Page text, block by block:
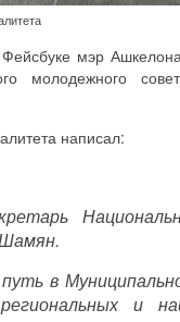
мэр
молодежного
написал:
в
и